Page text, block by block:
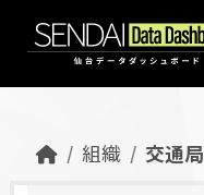
組織 交通局